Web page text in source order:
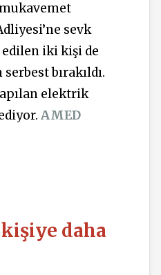
sevk
edilen iki kişi de
bırakıldı.
elektrik
AMED
daha